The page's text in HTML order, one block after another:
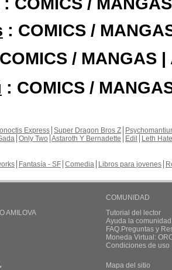
: COMICS /
/ MANGAS |
: COMICS /
Express Super Dragon Bros Z
Only Two Astaroth Y Bernadette Edil
Leth Hate
Fantasía - SF Comedia Libros para jovenes
AMILOVA
COMUNIDAD
Tutorial del lector
Ayuda la
FAQ.Preguntas y
Moneda Virtual:
Condiciones de uso
Mapa del sitio